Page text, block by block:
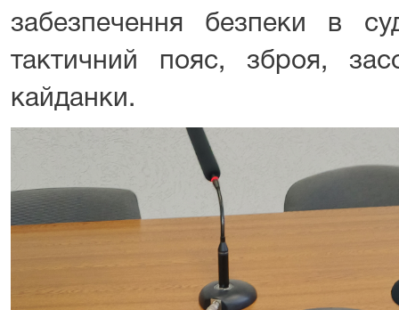
забезпечення безпеки в
тактичний пояс, зброя,
кайданки.